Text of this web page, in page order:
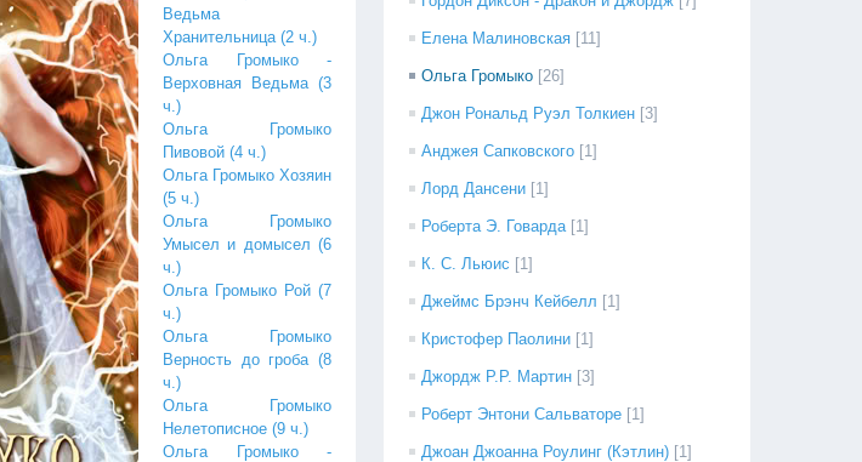
Ведьма
Хранительница (2 ч.)
Ольга Громыко -
Верховная Ведьма (3
ч.)
Ольга Громыко
Пивовой (4 ч.)
Ольга Громыко Хозяин
(5 ч.)
Ольга Громыко
Умысел и домысел (6
ч.)
Ольга Громыко Рой (7
ч.)
Ольга Громыко
Верность до гроба (8
ч.)
Ольга Громыко
Нелетописное (9 ч.)
Ольга Громыко -
Елена Малиновская [11]
Ольга Громыко [26]
Джон Рональд Руэл Толкиен [3]
Анджея Сапковского [1]
Лорд Дансени [1]
Роберта Э. Говарда [1]
К. С. Льюис [1]
Джеймс Брэнч Кейбелл [1]
Кристофер Паолини [1]
Джордж Р.Р. Мартин [3]
Роберт Энтони Сальваторе [1]
Джоан Джоанна Роулинг (Кэтлин) [1]